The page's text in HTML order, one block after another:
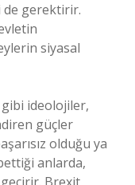
de gerektirir.
siyasal
ideolojiler,
güçler
olduğu ya
anlarda,